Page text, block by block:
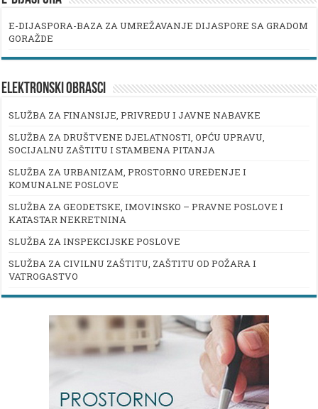
E-DIJASPORA-BAZA ZA UMREŽAVANJE DIJASPORE SA GRADOM
GORAŽDE
ELEKTRONSKI OBRASCI
SLUŽBA ZA FINANSIJE, PRIVREDU I JAVNE NABAVKE
SLUŽBA ZA DRUŠTVENE DJELATNOSTI, OPĆU UPRAVU,
SOCIJALNU ZAŠTITU I STAMBENA PITANJA
SLUŽBA ZA URBANIZAM, PROSTORNO UREĐENJE I
KOMUNALNE POSLOVE
SLUŽBA ZA GEODETSKE, IMOVINSKO – PRAVNE POSLOVE I
KATASTAR NEKRETNINA
SLUŽBA ZA INSPEKCIJSKE POSLOVE
SLUŽBA ZA CIVILNU ZAŠTITU, ZAŠTITU OD POŽARA I
VATROGASTVO